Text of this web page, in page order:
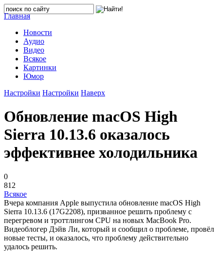
Главная
Новости
Аудио
Видео
Всякое
Картинки
Юмор
Настройки Настройки Наверх
Обновление macOS High
Sierra 10.13.6 оказалось
эффективнее холодильника
0
812
Всякое
Вчера компания Apple выпустила обновление macOS High
Sierra 10.13.6 (17G2208), призванное решить проблему с
перегревом и троттлингом CPU на новых MacBook Pro.
Видеоблогер Дэйв Ли, который и сообщил о проблеме, провёл
новые тесты, и оказалось, что проблему действительно
удалось решить.